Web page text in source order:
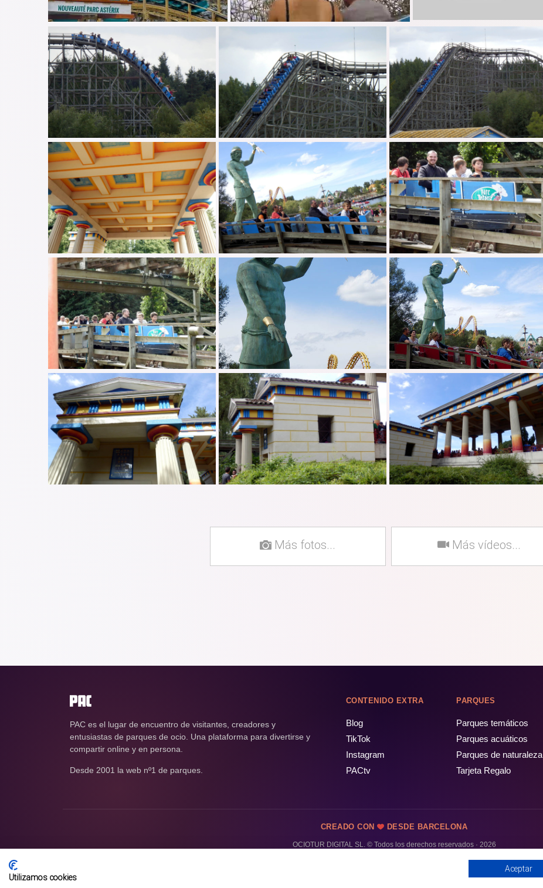
Más fotos... Más vídeos...
PAC es el lugar de encuentro de visitantes, creadores y
entusiastas de parques de ocio. Una plataforma para divertirse y
compartir online y en persona.
Desde 2001 la web nº1 de parques.
CONTENIDO EXTRA
Blog
TikTok
Instagram
PACtv
PARQUES
Parques temáticos
Parques acuáticos
Parques de naturaleza
Tarjeta Regalo
CREADO CON DESDE BARCELONA
OCIOTUR DIGITAL SL. © Todos los derechos reservados · 2026
Utilizamos cookies
Aceptar